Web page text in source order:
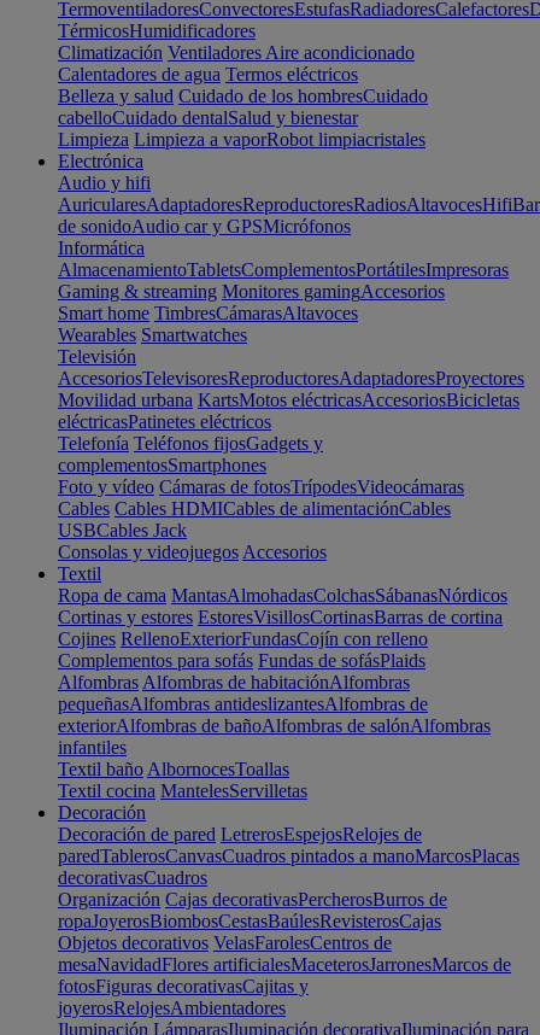
TermoventiladoresConvectoresEstufasRadiadoresCalefactores
TérmicosHumidificadores
Climatización Ventiladores Aire acondicionado
Calentadores de agua Termos eléctricos
Belleza y salud Cuidado de los hombresCuidado
cabelloCuidado dentalSalud y bienestar
Limpieza Limpieza a vaporRobot limpiacristales
Electrónica
Audio y hifi
AuricularesAdaptadoresReproductoresRadiosAltavocesHifi
de sonidoAudio car y GPSMicrófonos
Informática
AlmacenamientoTabletsComplementosPortátilesImpresoras
Gaming & streaming Monitores gamingAccesorios
Smart home TimbresCámarasAltavoces
Wearables Smartwatches
Televisión
AccesoriosTelevisoresReproductoresAdaptadoresProyectores
Movilidad urbana KartsMotos eléctricasAccesoriosBicicletas
eléctricasPatinetes eléctricos
Telefonía Teléfonos fijosGadgets y
complementosSmartphones
Foto y vídeo Cámaras de fotosTrípodesVideocámaras
Cables Cables HDMICables de alimentaciónCables
USBCables Jack
Consolas y videojuegos Accesorios
Textil
Ropa de cama MantasAlmohadasColchasSábanasNórdicos
Cortinas y estores EstoresVisillosCortinasBarras de cortina
Cojines RellenoExteriorFundasCojín con relleno
Complementos para sofás Fundas de sofásPlaids
Alfombras Alfombras de habitaciónAlfombras
pequeñasAlfombras antideslizantesAlfombras de
exteriorAlfombras de bañoAlfombras de salónAlfombras
infantiles
Textil baño AlbornocesToallas
Textil cocina MantelesServilletas
Decoración
Decoración de pared LetrerosEspejosRelojes de
paredTablerosCanvasCuadros pintados a manoMarcosPlacas
decorativasCuadros
Organización Cajas decorativasPercherosBurros de
ropaJoyerosBiombosCestasBaúlesRevisterosCajas
Objetos decorativos VelasFarolesCentros de
mesaNavidadFlores artificialesMaceterosJarronesMarcos de
fotosFiguras decorativasCajitas y
joyerosRelojesAmbientadores
Iluminación LámparasIluminación decorativaIluminación para